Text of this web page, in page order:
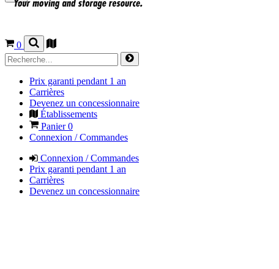
0
Prix garanti pendant 1 an
Carrières
Devenez un concessionnaire
Établissements
Panier0
Connexion / Commandes
Connexion / Commandes
Prix garanti pendant 1 an
Carrières
Devenez un concessionnaire